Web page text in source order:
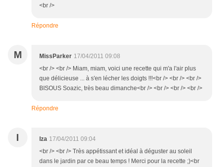
<br />
Répondre
M MissParker 17/04/2011 09:08
<br /> <br /> Miam, miam, voici une recette qui m'a l'air plus
que délicieuse ... à s'en lécher les doigts !!!<br /> <br /> <br />
BISOUS Soazic, très beau dimanche<br /> <br /> <br /> <br />
Répondre
I Iza 17/04/2011 09:04
<br /> <br /> Très appétissant et idéal à déguster au soleil
dans le jardin par ce beau temps ! Merci pour la recette ;)<br